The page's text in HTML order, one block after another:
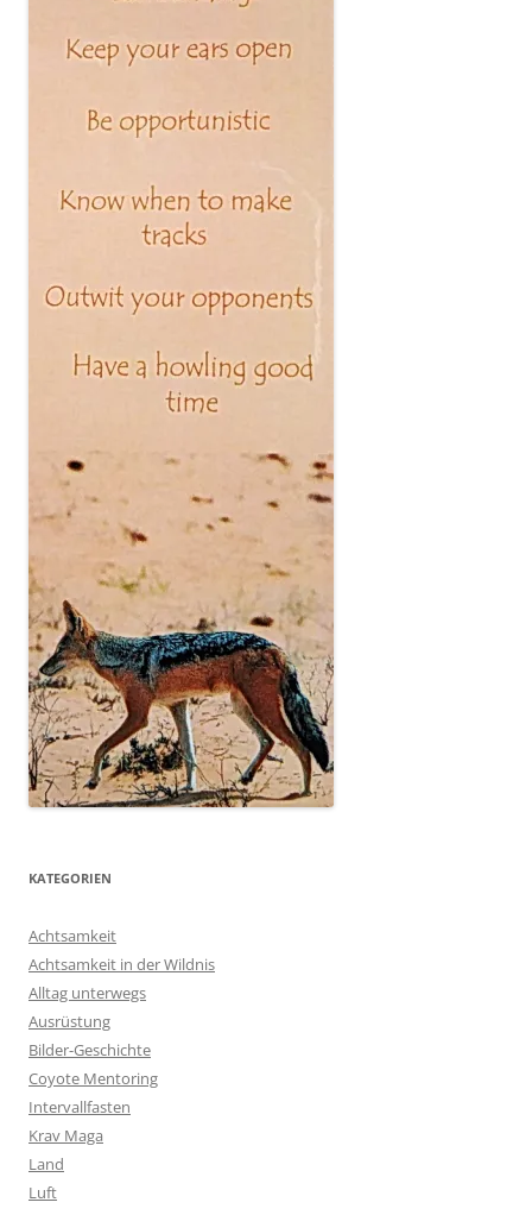
KATEGORIEN
Achtsamkeit
Achtsamkeit in der Wildnis
Alltag unterwegs
Ausrüstung
Bilder-Geschichte
Coyote Mentoring
Intervallfasten
Krav Maga
Land
Luft